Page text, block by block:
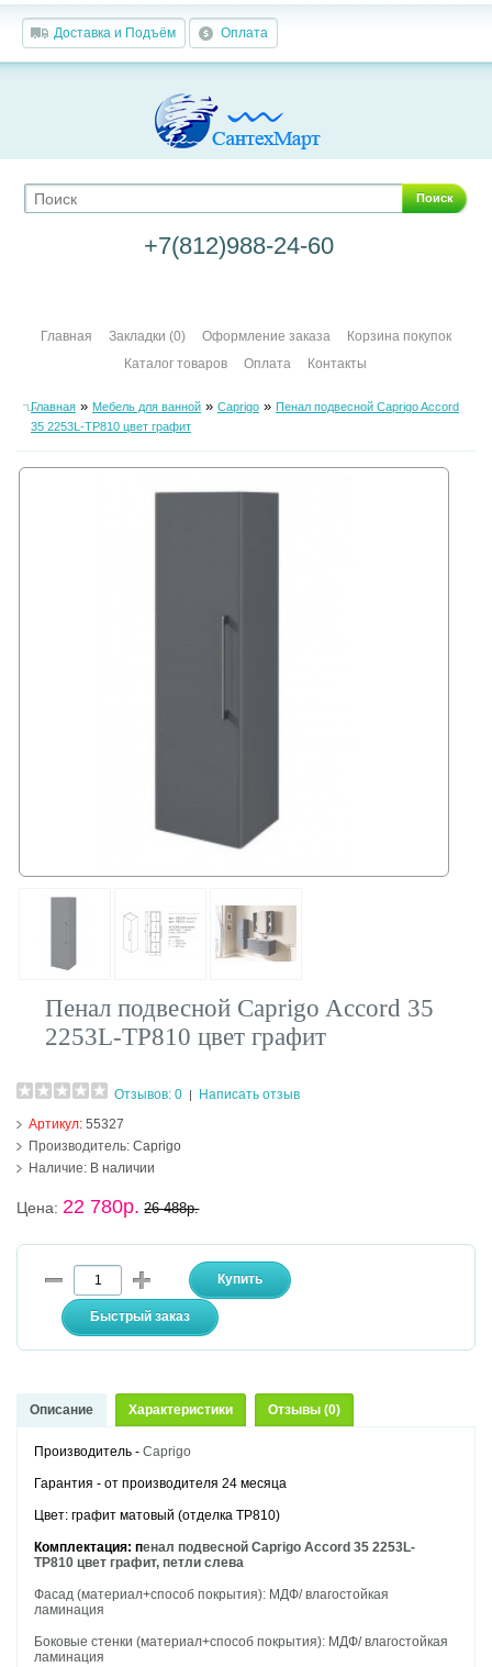
Доставка и Подъём Оплата
Поиск
+7(812)988-24-60
Главная Закладки (0) Оформление заказа
Корзина покупок
Каталог товаров
Оплата Контакты
Главная» Мебель для ванной» Caprigo» Пенал подвесной Caprigo Accord
35 2253L-TP810 цвет графит
Пенал подвесной Caprigo Accord 35
2253L-TP810 цвет графит
Отзывов: 0
Написать отзыв
Артикул:55327
Производитель: Caprigo
Наличие: В наличии
Цена:22 780р. 26 488р.
Описание Характеристики Отзывы (0)
Производитель -Caprigo
Гарантия - от производителя 24 месяца
Цвет: графит матовый (отделка ТР810)
Комплектация: пенал подвесной Caprigo Accord 35 2253L-
TP810 цвет графит, петли слева
Фасад (материал+способ покрытия): МДФ/ влагостойкая
ламинация
Боковые стенки (материал+способ покрытия): МДФ/ влагостойкая
ламинация